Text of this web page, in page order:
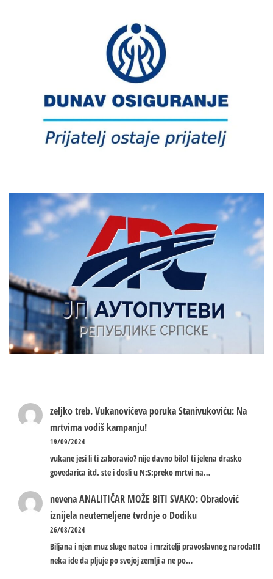
zeljko treb.Vukanovićeva poruka Stanivukoviću: Na
mrtvima vodiš kampanju!
19/09/2024
vukane jesi li ti zaboravio? nije davno bilo! ti jelena drasko
govedarica itd. ste i dosli u N:S:preko mrtvi na…
nevenaANALITIČAR MOŽE BITI SVAKO: Obradović
iznijela neutemeljene tvrdnje o Dodiku
26/08/2024
Biljana i njen muz sluge natoa i mrzitelji pravoslavnog naroda!!!
neka ide da pljuje po svojoj zemlji a ne po…